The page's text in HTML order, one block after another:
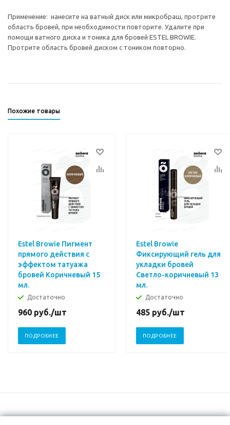
Применение: нанесите на ватный диск или микробраш, протрите
область бровей, при необходимости повторите. Удалите при
помощи ватного диска и тоника для бровей ESTEL BROWIE.
Протрите область бровей диском с тоником повторно.
Похожие товары
Estel Browie Пигмент
прямого действия с
эффектом татуажа
бровей Коричневый 15
мл.
Достаточно
960 руб./шт
ПОДРОБНЕЕ
Estel Browie
Фиксирующий гель для
укладки бровей
Светло-коричневый 13
мл.
Достаточно
485 руб./шт
ПОДРОБНЕЕ